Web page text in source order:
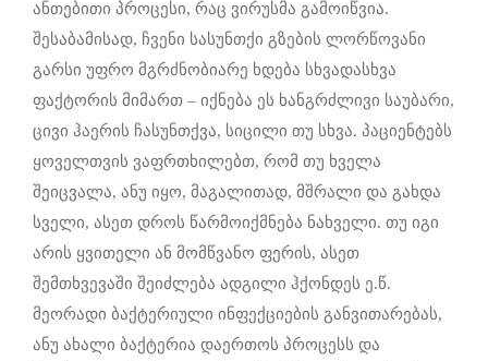
ანთებითი პროცესი, რაც ვირუსმა გამოიწვია.
შესაბამისად, ჩვენი სასუნთქი გზების ლორწოვანი
გარსი უფრო მგრძნობიარე ხდება სხვადასხვა
ფაქტორის მიმართ – იქნება ეს ხანგრძლივი საუბარი,
ცივი ჰაერის ჩასუნთქვა, სიცილი თუ სხვა. პაციენტებს
ყოველთვის ვაფრთხილებთ, რომ თუ ხველა
შეიცვალა, ანუ იყო, მაგალითად, მშრალი და გახდა
სველი, ასეთ დროს წარმოიქმნება ნახველი. თუ იგი
არის ყვითელი ან მომწვანო ფერის, ასეთ
შემთხვევაში შეიძლება ადგილი ჰქონდეს ე.წ.
მეორადი ბაქტერიული ინფექციების განვითარებას,
ანუ ახალი ბაქტერია დაერთოს პროცესს და